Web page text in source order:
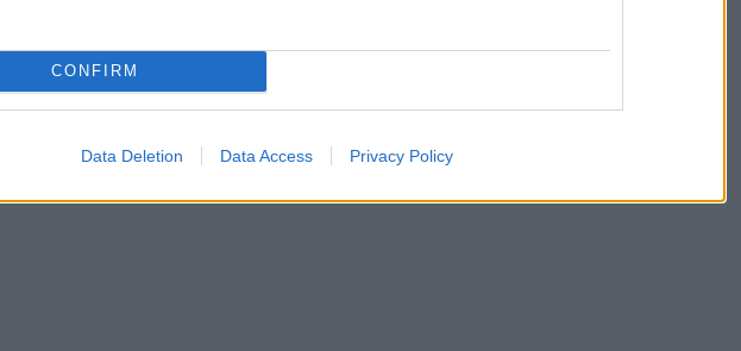
CONFIRM
Data Deletion Data Access Privacy Policy